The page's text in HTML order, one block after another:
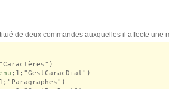
de deux commandes auxquelles il affecte une
;1;"GestCaracDial")